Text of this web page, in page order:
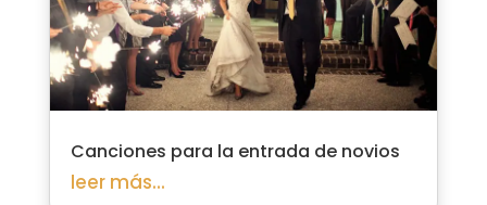
Canciones para la entrada de novios
leer más...